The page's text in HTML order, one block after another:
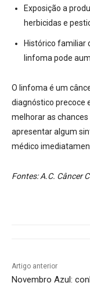
Exposição a
herbicidas e
Histórico familiar
linfoma pode
O linfoma é um
diagnóstico precoce
melhorar as chances
apresentar algum
médico
Fontes: A.C. Câncer
Artigo anterior
Novembro Azul: